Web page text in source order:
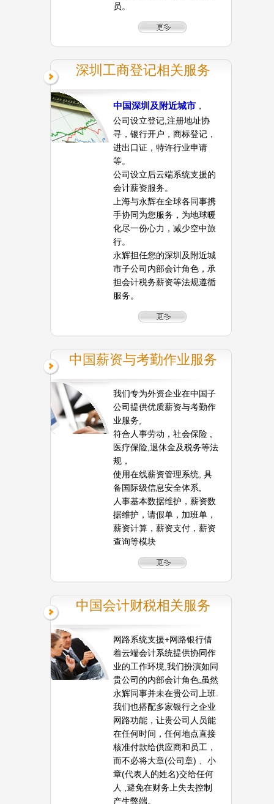
员。
深圳工商登记相关服务
中国深圳及附近城市 ，
公司设立登记,注册地址协
寻，银行开户，商标登记，
进出口证，特许行业申请
等。
公司设立后云端系统支援的
会计薪资服务。
上海与永辉在全球各同事携
手协同为您服务，为地球暖
化尽一份心力，减少空中旅
行。
永辉担任您的深圳及附近城
市子公司内部会计角色，承
担会计税务薪资等法规遵循
服务。
中国薪资与考勤作业服务
我们专为外资企业在中国子
公司提供优质薪资与考勤作
业服务,
符合人事劳动，社会保险 ,
医疗保险,退休金及税务等法
规，
使用在线薪资管理系统, 具
备国际级信息安全体系,
人事基本数据维护，薪资数
据维护，请假单，加班单，
薪资计算，薪资支付，薪资
查询等模块
中国会计财税相关服务
网路系统支援+网路银行借
着云端会计系统提供协同作
业的工作环境,我们扮演如同
贵公司的内部会计角色,虽然
永辉同事并未在贵公司上班.
我们也搭配多家银行之企业
网路功能，让贵公司人员能
在任何时间，任何地点直接
核准付款给供应商和员工，
而不必将大章(公司章) 、小
章(代表人的姓名)交给任何
人 ,避免在财务上失去控制
产生弊端。